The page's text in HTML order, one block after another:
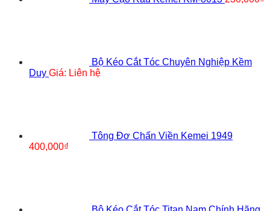
Bộ Kéo Cắt Tóc Chuyên Nghiệp Kềm
Duy Giá: Liên hệ
Tông Đơ Chấn Viền Kemei 1949
400,000₫